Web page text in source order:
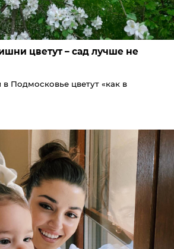
цветут – сад лучше не
Подмосковье цветут «как в